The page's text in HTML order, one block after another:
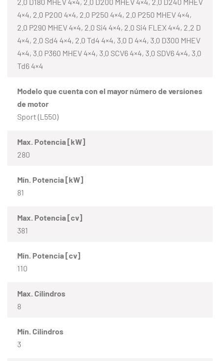
4×4, 2.0 P200 4×4, 2.0 P250 4×4, 2.0 P250 MHEV 4×4,
2.0 P290 MHEV 4×4, 2.0 Si4 4×4, 2.0 Si4 FLEX 4×4, 2.2 D
4×4, 2.0 Sd4 4×4, 2.0 Td4 4×4, 3.0 D 4×4, 3.0 D300 MHEV
4×4, 3.0 P360 MHEV 4×4, 3.0 SCV6 4×4, 3.0 SDV6 4×4, 3.0
Td6 4×4
Modelo que cuenta con el mayor número de versiones
de motor
Sport (L550)
Max. Potencia [kW]
280
Mín. Potencia [kW]
81
Max. Potencia [cv]
381
Mín. Potencia [cv]
110
Max. Cilindros
8
Mín. Cilindros
3